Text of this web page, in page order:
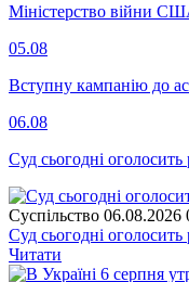
Міністерство війни
05.08
Вступну кампанію до
06.08
Суд сьогодні
Суспiльство 06.08.2026
Суд сьогодні
Читати